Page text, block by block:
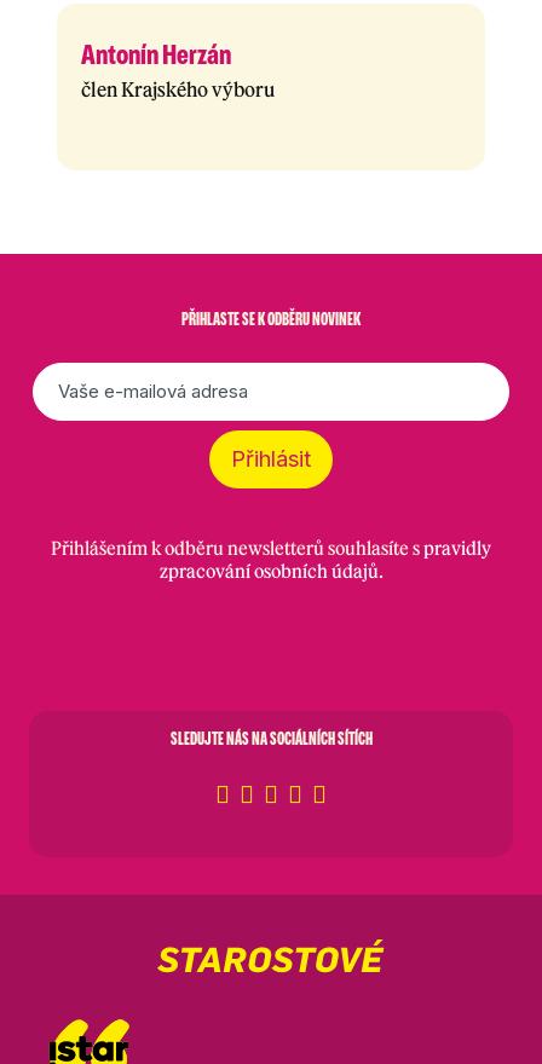
Antonín Herzán
člen Krajského výboru
PŘIHLASTE SE K ODBĚRU NOVINEK
E-
mail
Přihlásit
Přihlášením k odběru newsletterů souhlasíte spravidly
zpracování osobních údajů.
SLEDUJTE NÁS NA SOCIÁLNÍCH SÍTÍCH